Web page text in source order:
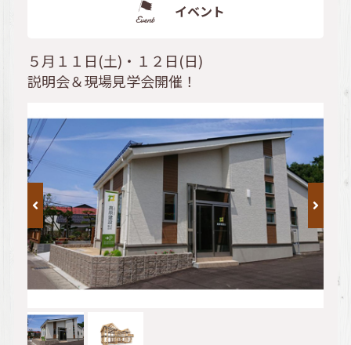
イベント
５月１１日(土)・１２日(日)
説明会＆現場見学会開催！